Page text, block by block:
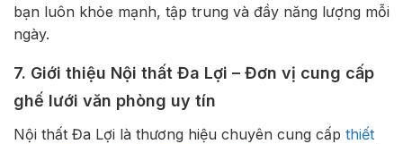
bạn luôn khỏe mạnh, tập trung và đầy năng lượng mỗi
ngày.
7. Giới thiệu Nội thất Đa Lợi – Đơn vị cung cấp
ghế lưới văn phòng uy tín
Nội thất Đa Lợi là thương hiệu chuyên cung cấp thiết